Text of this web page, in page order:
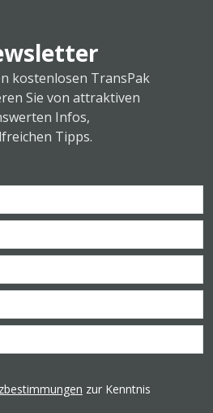
kostenlosen TransPak
Sie von attraktiven
Infos,
Tipps.
zur Kenntnis